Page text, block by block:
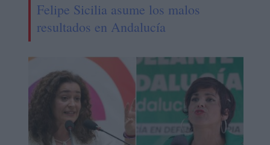
Felipe Sicilia asume los malos
resultados en Andalucía